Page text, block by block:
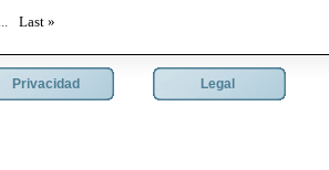
... Last »
Privacidad Legal